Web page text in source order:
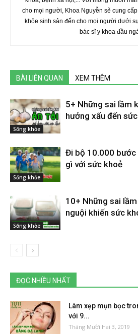
cho mọi người, Khoa Nguyễn sẽ cung
khỏe sinh sản đến cho mọi người dưới
bác sĩ y khoa đầu
BÀI LIÊN QUAN XEM THÊM
Sống khỏe
5+ Những sai lầm
hưởng xấu đến
Sống khỏe
Đi bộ 10.000 bước
gì với sức khoẻ
Sống khỏe
10+ Những sai
nguội khiến sức
ĐỌC NHIỀU NHẤT
Làm xẹp mụn bọc
với 9...
Tháng Mười Hai 3, 2019